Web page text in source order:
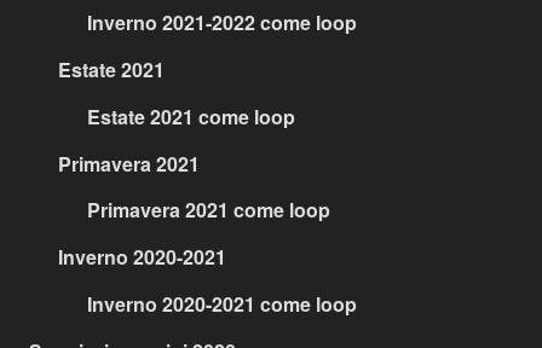
Inverno 2021-2022 come loop
Estate 2021
Estate 2021 come loop
Primavera 2021
Primavera 2021 come loop
Inverno 2020-2021
Inverno 2020-2021 come loop